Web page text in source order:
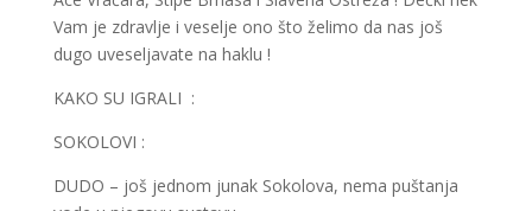
Vam je zdravlje i veselje ono što želimo da nas još
dugo uveseljavate na haklu !
KAKO SU IGRALI :
SOKOLOVI :
DUDO – još jednom junak Sokolova, nema puštanja